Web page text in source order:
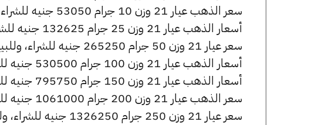
سعر الذهب عيار 21 وزن 10 جرام 53050 جنيه للشراء، وللبيع 53550 جنيه.
أسعار الذهب عيار 21 وزن 25 جرام 132625 جنيه للشراء، وللبيع 133875 جنيه.
سعر عيار 21 وزن 50 جرام 265250 جنيه للشراء، وللبيع 267750 جنيه.
أسعار الذهب عيار 21 وزن 100 جرام 530500 جنيه للشراء، وللبيع 535500 جنيه.
أسعار الذهب عيار 21 وزن 150 جرام 795750 جنيه للشراء، وللبيع 803250 جنيه.
سعر الذهب عيار 21 وزن 200 جرام 1061000 جنيه للشراء، وللبيع 1071000 جنيه.
سعر عيار 21 وزن 250 جرام 1326250 جنيه للشراء، وللبيع 1338750 جنيه.